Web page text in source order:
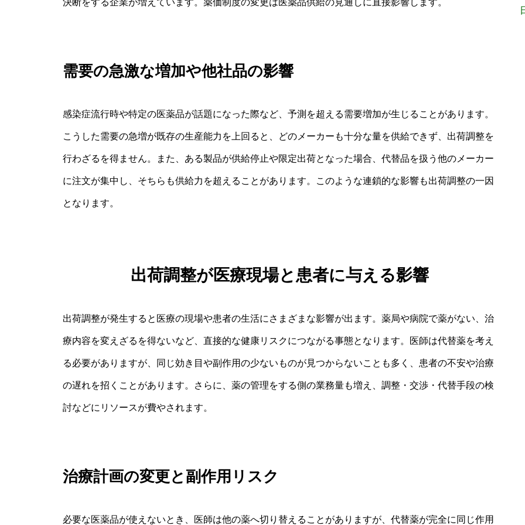
需要の急激な増加や他社品の影響
感染症流行時や特定の医薬品が話題になった際など、予測を超える需要増加が生じることがあります。
こうした需要の急増が既存の生産能力を上回ると、どのメーカーも十分な量を供給できず、出荷調整を
行わざるを得ません。また、ある製品が供給停止や限定出荷となった場合、代替品を扱う他のメーカー
に注文が集中し、そちらも供給力を超えることがあります。このような連鎖的な影響も出荷調整の一因
となります。
出荷調整が医療現場と患者に与える影響
出荷調整が発生すると医療の現場や患者の生活にさまざまな影響が出ます。薬局や病院で薬がない、治
療内容を変えざるを得ないなど、直接的な健康リスクにつながる事態となります。医師は代替薬を考え
る必要がありますが、同じ効き目や副作用の少ないものが見つからないことも多く、患者の不安や治療
の遅れを招くことがあります。さらに、薬の管理をする側の業務量も増え、調整・交渉・代替手段の検
討などにリソースが費やされます。
治療計画の変更と副作用リスク
必要な医薬品が使えないとき、医師は他の薬へ切り替えることがありますが、代替薬が完全に同じ作用